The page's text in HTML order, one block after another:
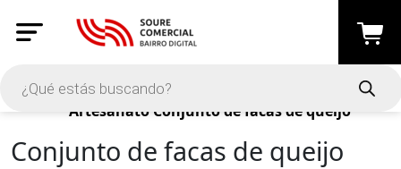
Productos
Artesanato Conjunto de facas de queijo
Conjunto de facas de queijo